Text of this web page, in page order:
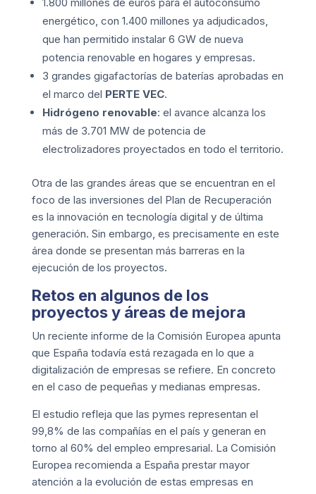
energético, con 1.400 millones ya adjudicados,
que han permitido instalar 6 GW de nueva
potencia renovable en hogares y empresas.
3 grandes gigafactorías de baterías aprobadas en
el marco del PERTE VEC.
Hidrógeno renovable: el avance alcanza los
más de 3.701 MW de potencia de
electrolizadores proyectados en todo el territorio.
Otra de las grandes áreas que se encuentran en el
foco de las inversiones del Plan de Recuperación
es la innovación en tecnología digital y de última
generación. Sin embargo, es precisamente en este
área donde se presentan más barreras en la
ejecución de los proyectos.
Retos en algunos de los
proyectos y áreas de mejora
Un reciente informe de la Comisión Europea apunta
que España todavía está rezagada en lo que a
digitalización de empresas se refiere. En concreto
en el caso de pequeñas y medianas empresas.
El estudio refleja que las pymes representan el
99,8% de las compañías en el país y generan en
torno al 60% del empleo empresarial. La Comisión
Europea recomienda a España prestar mayor
atención a la evolución de estas empresas en